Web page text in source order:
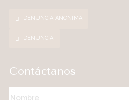
DENUNCIA ANONIMA
DENUNCIA
Contáctanos